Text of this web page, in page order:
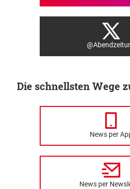
Die schnellsten Wege
News per
News per